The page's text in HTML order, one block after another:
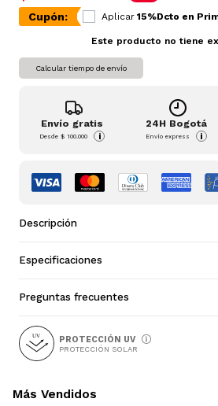
Cupón: Aplicar 15%Dcto en
Este producto no tiene
Calcular tiempo de envío
Envío gratis
Desde$ 100.000 i
24H Bogotá
Envío express i
Descripción
Especificaciones
Preguntas frecuentes
PROTECCIÓN UV
PROTECCIÓN SOLAR
Más Vendidos